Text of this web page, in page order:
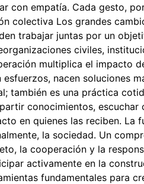
con empatía. Cada gesto,
colectiva Los grandes
trabajar juntas por un
civiles,
multiplica el impacto
esfuerzos, nacen soluciones
también es una práctica
conocimientos, escuchar
en quienes las reciben. La
la sociedad. Un
la cooperación y la
activamente en la
fundamentales para